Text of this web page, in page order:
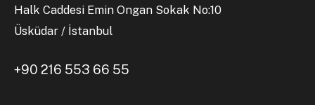
Halk Caddesi Emin Ongan Sokak No:10
Üsküdar / İstanbul
+90 216 553 66 55